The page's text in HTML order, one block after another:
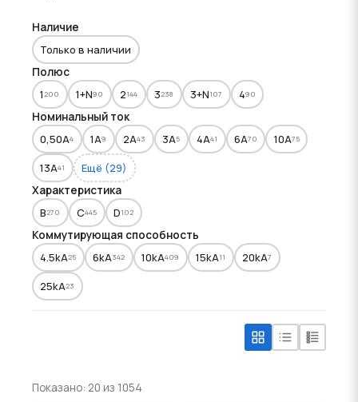
Наличие
Только в наличии
Полюс
1200 1+N90 2144 3238 3+N107 490
Номинальный ток
0,50A4 1A9 2A43 3A5 4A41 6A70 10A75
13A41
Ещё (29)
Характеристика
B270 C445 D102
Коммутирующая способность
4.5kA25 6kA342 10kA409 15kA11 20kA7
25kA23
Показано: 20 из 1054